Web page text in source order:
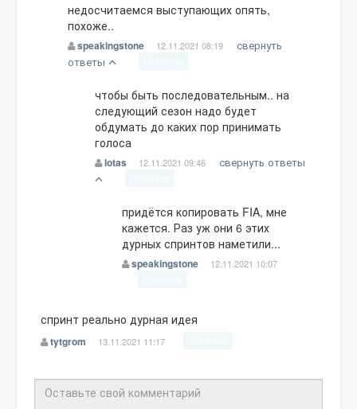
недосчитаемся выступающих опять,
похоже..
speakingstone 12.11.2021 08:19
свернуть
ответы
чтобы быть последовательным.. на
следующий сезон надо будет
обдумать до каких пор принимать
голоса
lotas 12.11.2021 09:46 свернуть ответы
придётся копировать FIA, мне
кажется. Раз уж они 6 этих
дурных спринтов наметили...
speakingstone 12.11.2021 10:07
спринт реально дурная идея
tytgrom 13.11.2021 11:17